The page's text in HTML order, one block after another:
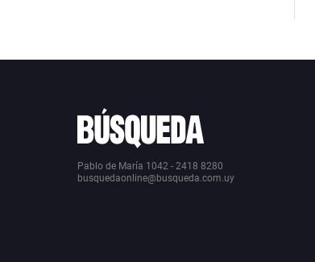
Pablo de María 1042 - 2418 8280
busquedaonline@busqueda.com.uy